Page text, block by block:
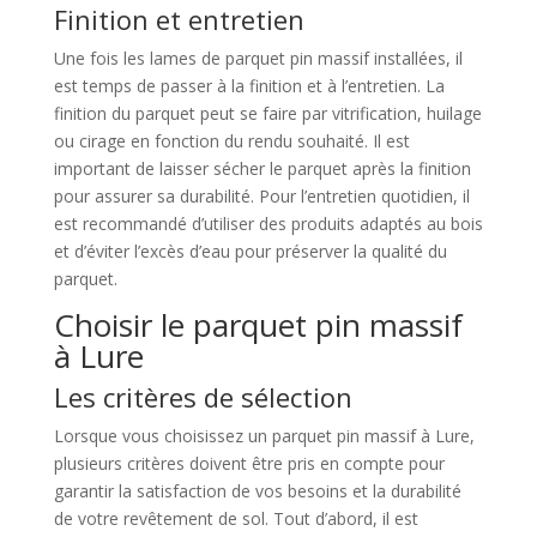
Finition et entretien
Une fois les lames de parquet pin massif installées, il
est temps de passer à la finition et à l’entretien. La
finition du parquet peut se faire par vitrification, huilage
ou cirage en fonction du rendu souhaité. Il est
important de laisser sécher le parquet après la finition
pour assurer sa durabilité. Pour l’entretien quotidien, il
est recommandé d’utiliser des produits adaptés au bois
et d’éviter l’excès d’eau pour préserver la qualité du
parquet.
Choisir le parquet pin massif
à Lure
Les critères de sélection
Lorsque vous choisissez un parquet pin massif à Lure,
plusieurs critères doivent être pris en compte pour
garantir la satisfaction de vos besoins et la durabilité
de votre revêtement de sol. Tout d’abord, il est